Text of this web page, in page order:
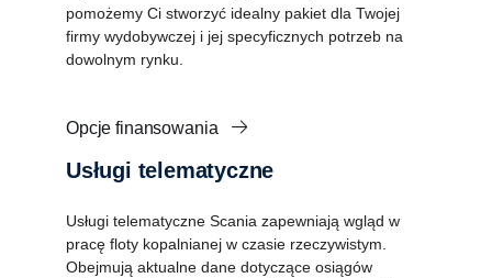
pomożemy Ci stworzyć idealny pakiet dla Twojej
firmy wydobywczej i jej specyficznych potrzeb na
dowolnym rynku.
Opcje finansowania
Usługi telematyczne
Usługi telematyczne Scania zapewniają wgląd w
pracę floty kopalnianej w czasie rzeczywistym.
Obejmują aktualne dane dotyczące osiągów